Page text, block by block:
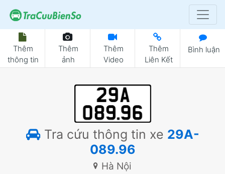
Thêm
thông tin
Thêm
ảnh
Thêm
Video
Thêm
Liên Kết
Bình luận
Tra cứu thông tin xe 29A-
089.96
Hà Nội